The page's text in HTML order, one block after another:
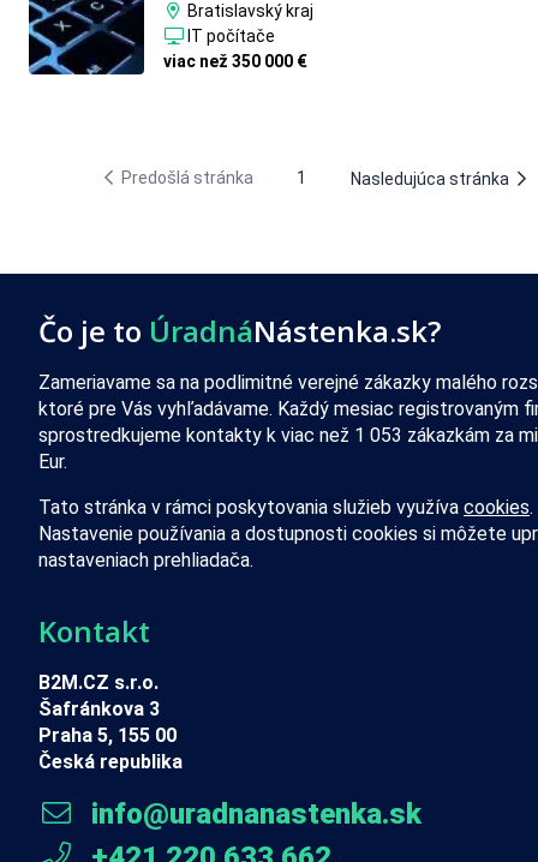
Bratislavský kraj
IT počítače
viac než 350 000 €
Predošlá stránka 1 Nasledujúca stránka
Čo je to ÚradnáNástenka.sk?
Zameriavame sa na podlimitné verejné zákazky malého
ktoré pre Vás vyhľadávame. Každý mesiac registrovaným
sprostredkujeme kontakty k viac než 1 053 zákazkám za
Eur.
Tato stránka v rámci poskytovania služieb využíva cookies.
Nastavenie používania a dostupnosti cookies si môžete
nastaveniach prehliadača.
Kontakt
B2M.CZ s.r.o.
Šafránkova 3
Praha 5, 155 00
Česká republika
info@uradnanastenka.sk